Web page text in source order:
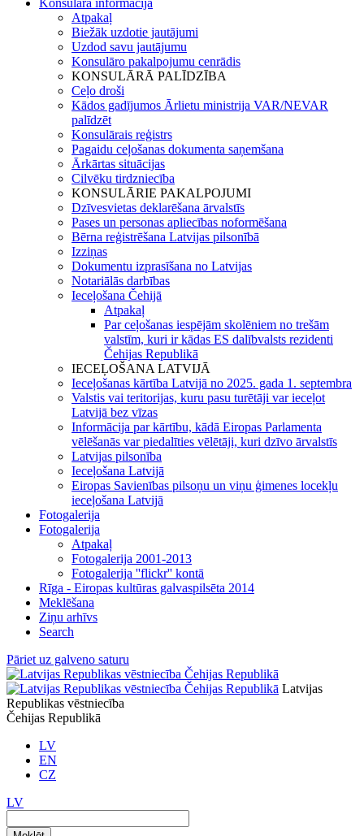
Konsulārā informācija
Atpakaļ
Biežāk uzdotie jautājumi
Uzdod savu jautājumu
Konsulāro pakalpojumu cenrādis
KONSULĀRĀ PALĪDZĪBA
Ceļo droši
Kādos gadījumos Ārlietu ministrija VAR/NEVAR
palīdzēt
Konsulārais reģistrs
Pagaidu ceļošanas dokumenta saņemšana
Ārkārtas situācijas
Cilvēku tirdzniecība
KONSULĀRIE PAKALPOJUMI
Dzīvesvietas deklarēšana ārvalstīs
Pases un personas apliecības noformēšana
Bērna reģistrēšana Latvijas pilsonībā
Izziņas
Dokumentu izprasīšana no Latvijas
Notariālās darbības
Ieceļošana Čehijā
Atpakaļ
Par ceļošanas iespējām skolēniem no trešām
valstīm, kuri ir kādas ES dalībvalsts rezidenti
Čehijas Republikā
IECEĻOŠANA LATVIJĀ
Ieceļošanas kārtība Latvijā no 2025. gada 1. septembra
Valstis vai teritorijas, kuru pasu turētāji var ieceļot
Latvijā bez vīzas
Informācija par kārtību, kādā Eiropas Parlamenta
vēlēšanās var piedalīties vēlētāji, kuri dzīvo ārvalstīs
Latvijas pilsonība
Ieceļošana Latvijā
Eiropas Savienības pilsoņu un viņu ģimenes locekļu
ieceļošana Latvijā
Fotogalerija
Fotogalerija
Atpakaļ
Fotogalerija 2001-2013
Fotogalerija ''flickr'' kontā
Rīga - Eiropas kultūras galvaspilsēta 2014
Meklēšana
Ziņu arhīvs
Search
Pāriet uz galveno saturu
Latvijas
Republikas vēstniecība
Čehijas Republikā
LV
EN
CZ
LV